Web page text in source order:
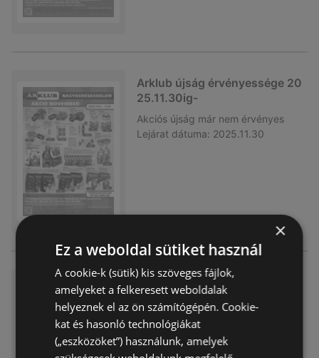
Arklub újság érvényessége 20
25.11.30ig-
Akciós újság már nem érvényes
Lejárat dátuma: 2025.11.30
Arklub újság érvényessége 20
25.9.30ig-
Akciós újság már nem érvényes
Lejárat dátuma:
×
Ez a weboldal sütiket használ
A cookie-k (sütik) kis szöveges fájlok,
amelyeket a felkeresett weboldalak
helyeznek el az ön számítógépén. Cookie-
kat és hasonló technológiákat
(„eszközöket”) használunk, amelyek